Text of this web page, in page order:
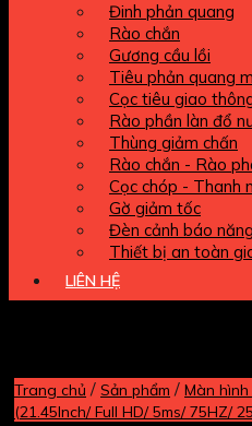
Đinh phản quang
Rào chắn
Gương cầu lồi
Tiêu phản quang
Cọc tiêu giao
Rào phần làn đổ
Thùng giảm chấn
Rào chắn - Rào
Cọc chóp - Thanh
Gờ giảm tốc
Đèn cảnh báo
Thiết bị an toàn
LIÊN HỆ
Trang chủ / Sản phẩm / Màn
(21.45Inch/ Full HD/ 5ms/ 75HZ/